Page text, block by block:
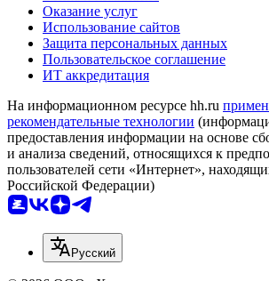
Оказание услуг
Использование сайтов
Защита персональных данных
Пользовательское соглашение
ИТ аккредитация
На информационном ресурсе hh.ru
рекомендательные технологии
предоставления информации на основе
и анализа сведений, относящихся к
пользователей сети «Интернет»,
Российской Федерации)
Русский